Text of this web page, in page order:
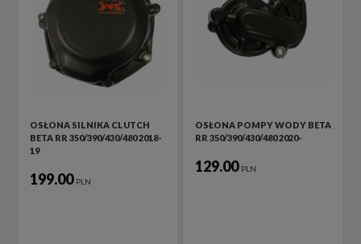
OSŁONA SILNIKA CLUTCH
BETA RR 350/390/430/480 2018-
19
199.00 PLN
OSŁONA POMPY WODY BETA
RR 350/390/430/480 2020-
129.00 PLN